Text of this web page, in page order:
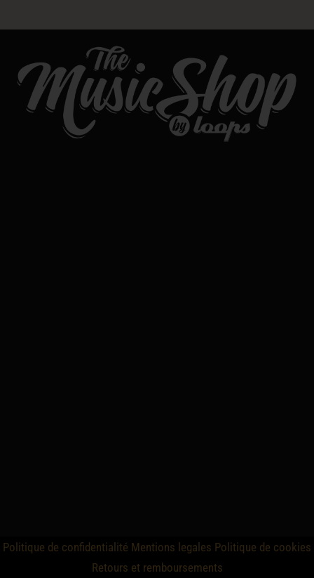
Politique de confidentialité Mentions legales Politique de cookies
Retours et remboursements